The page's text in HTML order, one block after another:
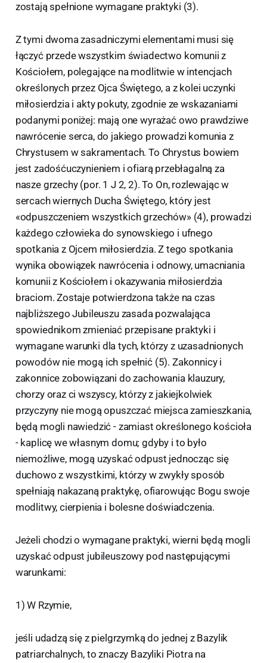
zostają spełnione wymagane praktyki (3).
Z tymi dwoma zasadniczymi elementami musi się
łączyć przede wszystkim świadectwo komunii z
Kościołem, polegające na modlitwie w intencjach
określonych przez Ojca Świętego, a z kolei uczynki
miłosierdzia i akty pokuty, zgodnie ze wskazaniami
podanymi poniżej: mają one wyrażać owo prawdziwe
nawrócenie serca, do jakiego prowadzi komunia z
Chrystusem w sakramentach. To Chrystus bowiem
jest zadośćuczynieniem i ofiarą przebłagalną za
nasze grzechy (por. 1 J 2, 2). To On, rozlewając w
sercach wiernych Ducha Świętego, który jest
«odpuszczeniem wszystkich grzechów» (4), prowadzi
każdego człowieka do synowskiego i ufnego
spotkania z Ojcem miłosierdzia. Z tego spotkania
wynika obowiązek nawrócenia i odnowy, umacniania
komunii z Kościołem i okazywania miłosierdzia
braciom. Zostaje potwierdzona także na czas
najbliższego Jubileuszu zasada pozwalająca
spowiednikom zmieniać przepisane praktyki i
wymagane warunki dla tych, którzy z uzasadnionych
powodów nie mogą ich spełnić (5). Zakonnicy i
zakonnice zobowiązani do zachowania klauzury,
chorzy oraz ci wszyscy, którzy z jakiejkolwiek
przyczyny nie mogą opuszczać miejsca zamieszkania,
będą mogli nawiedzić - zamiast określonego kościoła
- kaplicę we własnym domu; gdyby i to było
niemożliwe, mogą uzyskać odpust jednocząc się
duchowo z wszystkimi, którzy w zwykły sposób
spełniają nakazaną praktykę, ofiarowując Bogu swoje
modlitwy, cierpienia i bolesne doświadczenia.
Jeżeli chodzi o wymagane praktyki, wierni będą mogli
uzyskać odpust jubileuszowy pod następującymi
warunkami:
1) W Rzymie,
jeśli udadzą się z pielgrzymką do jednej z Bazylik
patriarchalnych, to znaczy Bazyliki Piotra na